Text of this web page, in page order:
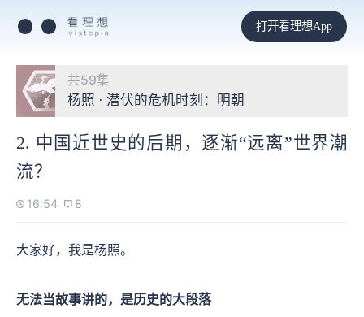
打开看理想App
共59集
杨照 · 潜伏的危机时刻：明朝
2. 中国近世史的后期，逐渐“远离”世界潮
流？
16:54 8
大家好，我是杨照。
无法当故事讲的，是历史的大段落